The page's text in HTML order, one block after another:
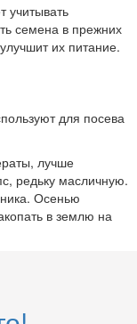
учитывать
семена в прежних
их питание.
для посева
лучше
редьку масличную.
Осенью
в землю на